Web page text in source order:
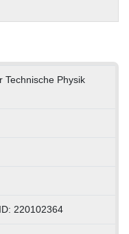
Technische Physik
220102364